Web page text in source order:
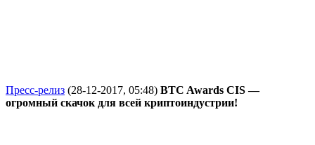
Пресс-релиз (28-12-2017, 05:48) BTC Awards CIS —
огромный скачок для всей криптоиндустрии!